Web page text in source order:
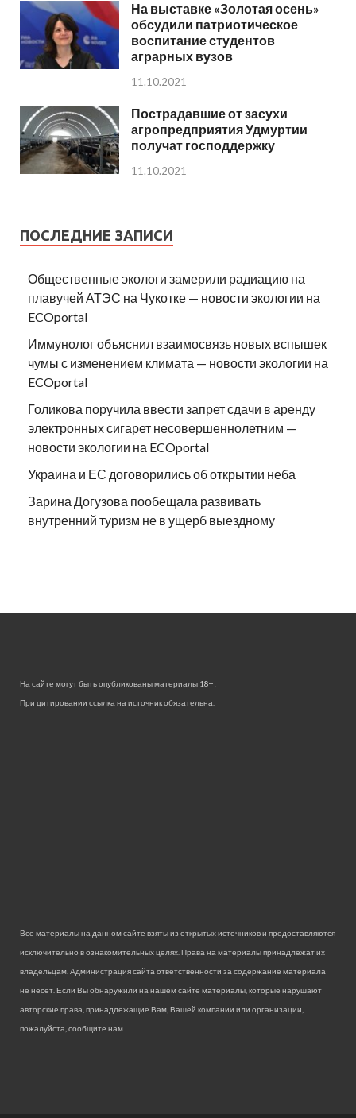
На выставке «Золотая осень»
обсудили патриотическое
воспитание студентов
аграрных вузов
11.10.2021
Пострадавшие от засухи
агропредприятия Удмуртии
получат господдержку
11.10.2021
ПОСЛЕДНИЕ ЗАПИСИ
Общественные экологи замерили радиацию на
плавучей АТЭС на Чукотке — новости экологии на
ECOportal
Иммунолог объяснил взаимосвязь новых вспышек
чумы с изменением климата — новости экологии на
ECOportal
Голикова поручила ввести запрет сдачи в аренду
электронных сигарет несовершеннолетним —
новости экологии на ECOportal
Украина и ЕС договорились об открытии неба
Зарина Догузова пообещала развивать
внутренний туризм не в ущерб выездному
На сайте могут быть опубликованы материалы 18+!
При цитировании ссылка на источник обязательна.
Все материалы на данном сайте взяты из открытых источников и предоставляются
исключительно в ознакомительных целях. Права на материалы принадлежат их
владельцам. Администрация сайта ответственности за содержание материала
не несет. Если Вы обнаружили на нашем сайте материалы, которые нарушают
авторские права, принадлежащие Вам, Вашей компании или организации,
пожалуйста, сообщите нам.